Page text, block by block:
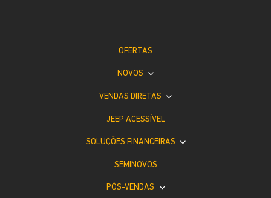
OFERTAS
NOVOS
VENDAS DIRETAS
JEEP ACESSÍVEL
SOLUÇÕES FINANCEIRAS
SEMINOVOS
PÓS-VENDAS